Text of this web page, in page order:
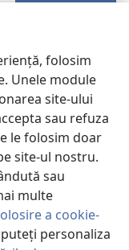
folosim
Unele module
site-ului
sau refuza
le folosim doar
site-ul nostru.
sau
multe
a cookie-
puteți personaliza
Society of
|